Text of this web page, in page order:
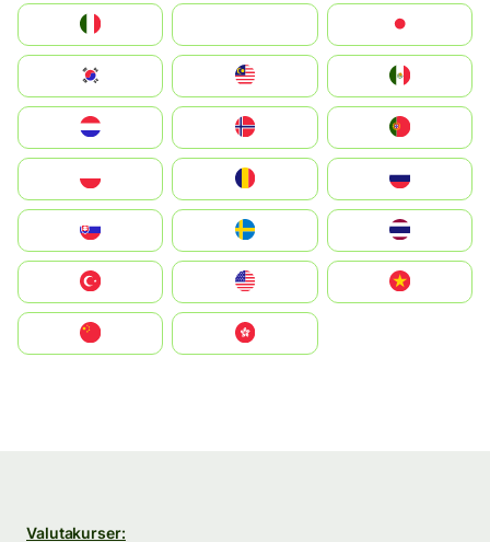
South Korea
United States
中國香港特別行政區
Valutakurser: